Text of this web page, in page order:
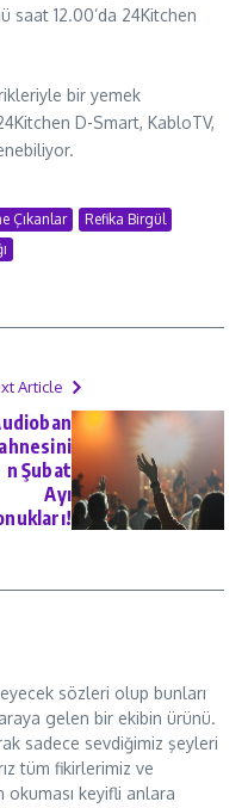
saat 12.00’da 24Kitchen
bir yemek
D-Smart, KabloTV,
Çıkanlar
Refika Birgül
Article
n Şubat
Ayı
sözleri olup bunları
gelen bir ekibin ürünü.
sadece sevdiğimiz şeyleri
tüm fikirlerimiz ve
okuması keyifli anlara